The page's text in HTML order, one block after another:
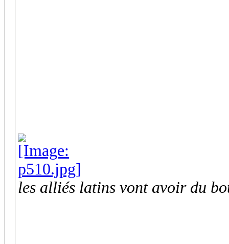
les alliés latins vont avoir du